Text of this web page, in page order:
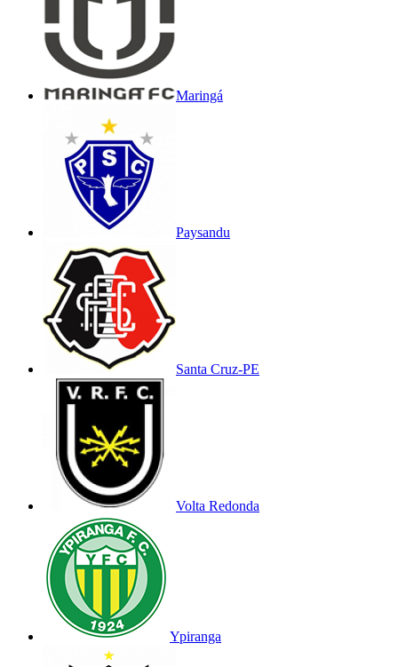
Maringá
Paysandu
Santa Cruz-PE
Volta Redonda
Ypiranga